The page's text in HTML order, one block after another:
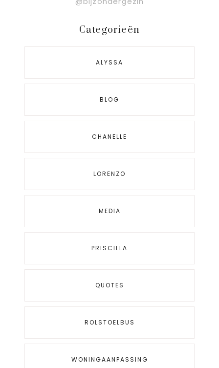
Categorieën
ALYSSA
BLOG
CHANELLE
LORENZO
MEDIA
PRISCILLA
QUOTES
ROLSTOELBUS
WONINGAANPASSING